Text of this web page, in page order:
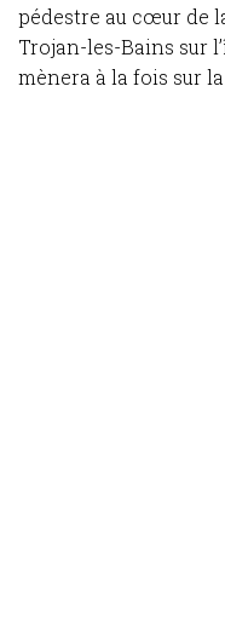
pédestre au cœur de
Trojan-les-Bains sur
mènera à la fois sur la